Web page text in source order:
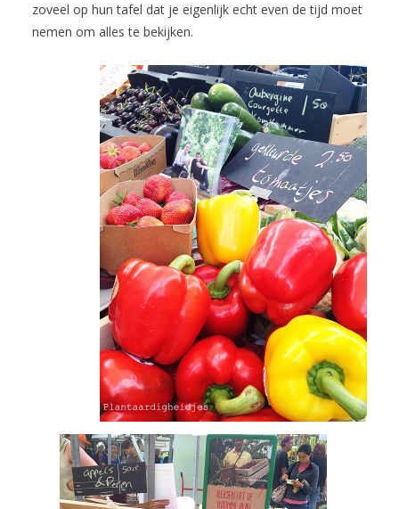
zoveel op hun tafel dat je eigenlijk echt even de tijd moet
nemen om alles te bekijken.